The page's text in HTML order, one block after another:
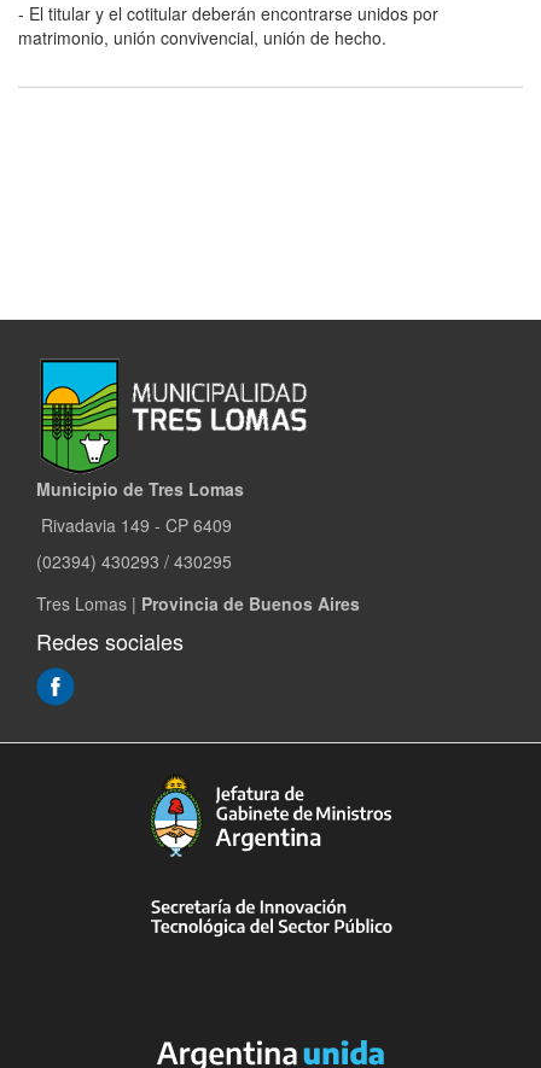
- El titular y el cotitular deberán encontrarse unidos por
matrimonio, unión convivencial, unión de hecho.
Municipio de Tres Lomas
Rivadavia 149 - CP 6409
(02394) 430293 / 430295
Tres Lomas | Provincia de Buenos Aires
Redes sociales